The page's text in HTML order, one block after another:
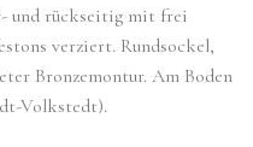
und rückseitig mit frei
verziert. Rundsockel,
Bronzemontur. Am Boden
Volkstedt).